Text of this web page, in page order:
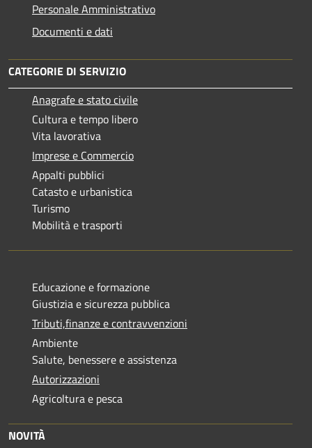
Personale Amministrativo
Documenti e dati
CATEGORIE DI SERVIZIO
Anagrafe e stato civile
Cultura e tempo libero
Vita lavorativa
Imprese e Commercio
Appalti pubblici
Catasto e urbanistica
Turismo
Mobilità e trasporti
Educazione e formazione
Giustizia e sicurezza pubblica
Tributi,finanze e contravvenzioni
Ambiente
Salute, benessere e assistenza
Autorizzazioni
Agricoltura e pesca
NOVITÀ